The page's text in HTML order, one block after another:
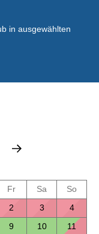
in ausgewählten
Fr Sa
So
2 3
4
9 10
11